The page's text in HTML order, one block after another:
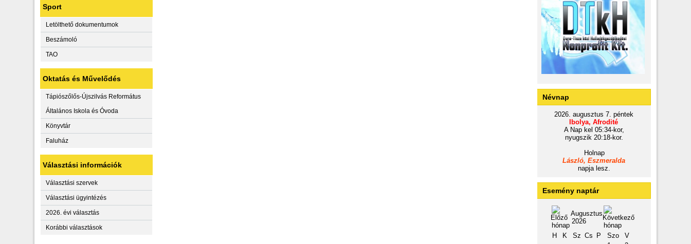
Sport
Letölthető dokumentumok
Beszámoló
TAO
Oktatás és Művelődés
Tápiószőlős-Újszilvás Református
Általános Iskola és Óvoda
Könyvtár
Faluház
Választási információk
Választási szervek
Választási ügyintézés
2026. évi választás
Korábbi választások
Névnap
2026. augusztus 7. péntek
Ibolya, Afrodité
A Nap kel 05:34-kor,
nyugszik 20:18-kor.
Holnap
László, Eszmeralda
napja lesz.
Esemény naptár
Augusztus
2026
H
K Sz Cs P Szo
V